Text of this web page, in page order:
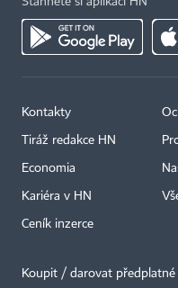
Kontakty
Tiráž redakce HN
Economia
Kariéra v HN
Ceník inzerce
Koupit / darovat předplatné